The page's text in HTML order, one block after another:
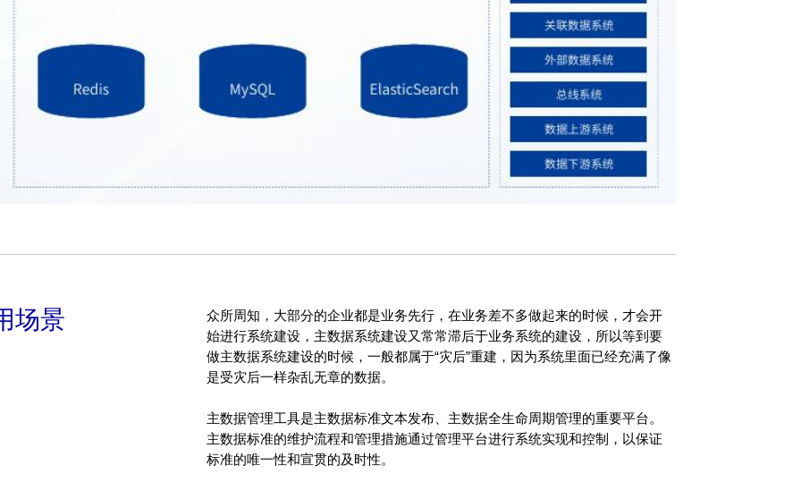
场景
众所周知，大部分的企业都是业务先行，在业务差不多做起来的时候，才会开
始进行系统建设，主数据系统建设又常常滞后于业务系统的建设，所以等到要
做主数据系统建设的时候，一般都属于“灾后”重建，因为系统里面已经充满了像
是受灾后一样杂乱无章的数据。
主数据管理工具是主数据标准文本发布、主数据全生命周期管理的重要平台。
主数据标准的维护流程和管理措施通过管理平台进行系统实现和控制，以保证
标准的唯一性和宣贯的及时性。